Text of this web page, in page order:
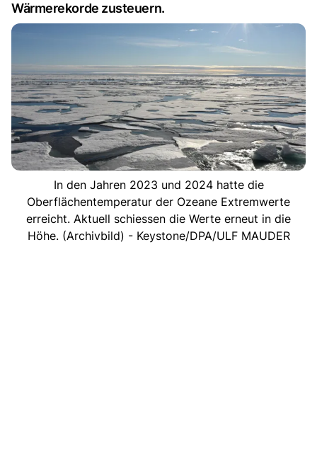
Wärmerekorde zusteuern.
In den Jahren 2023 und 2024 hatte die
Oberflächentemperatur der Ozeane Extremwerte
erreicht. Aktuell schiessen die Werte erneut in die
Höhe. (Archivbild) - Keystone/DPA/ULF MAUDER